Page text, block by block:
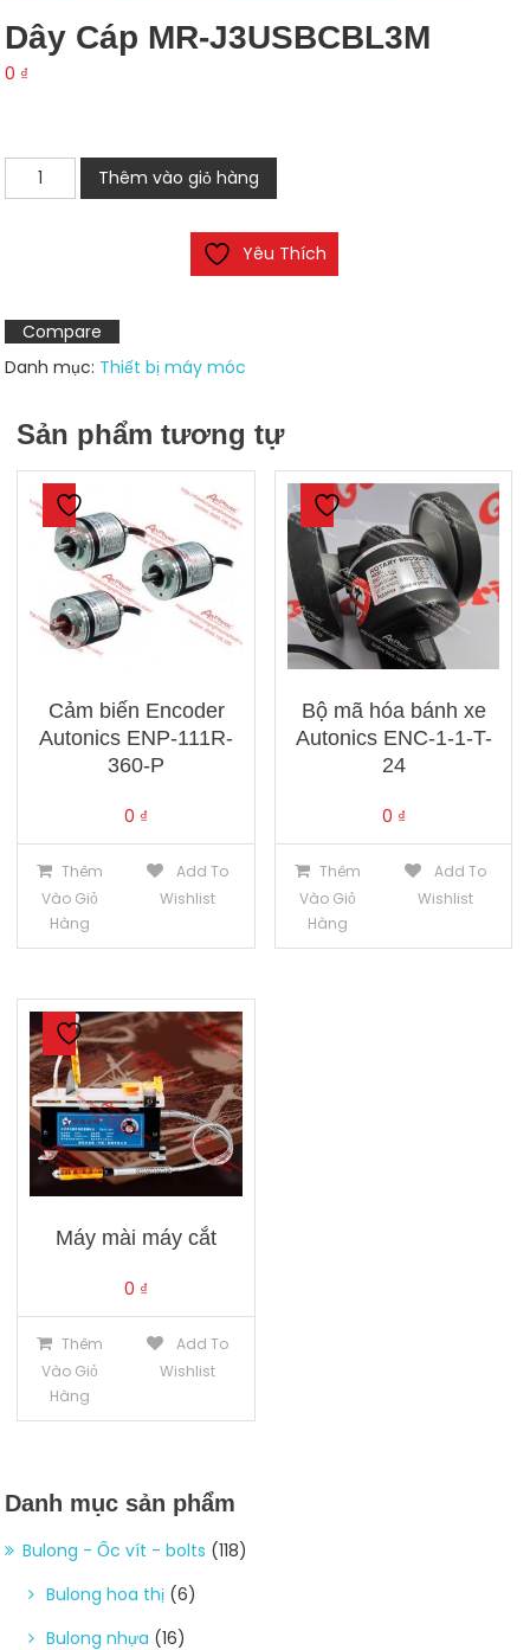
Dây Cáp MR-J3USBCBL3M
0 ₫
cáp
lượng
Thêm vào giỏ hàng
Yêu Thích
Compare
Danh mục: Thiết bị máy móc
Sản phẩm tương tự
Cảm biến Encoder
Autonics ENP-111R-
360-P
0 ₫
Thêm
Vào Giỏ
Hàng
Add To
Wishlist
Bộ mã hóa bánh xe
Autonics ENC-1-1-T-
24
0 ₫
Thêm
Vào Giỏ
Hàng
Add To
Wishlist
Máy mài máy cắt
0 ₫
Thêm
Vào Giỏ
Hàng
Add To
Wishlist
Danh mục sản phẩm
Bulong - Ốc vít - bolts (118)
Bulong hoa thị (6)
Bulong nhựa (16)